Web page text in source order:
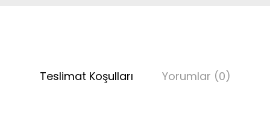
Teslimat Koşulları Yorumlar (0)